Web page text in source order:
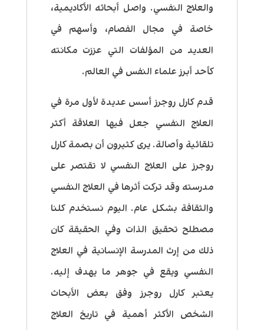
والعلاج النفسي. واصل أبحاثه الأكاديمية،
خاصة في مجال الفصام، وأسهم في
العديد من المؤلفات التي عززت مكانته
كأحد أبرز علماء النفس في العالم.
قدم كارل روجرز أسس عديدة لأول مرة في
العلاج النفسي جعل فيها العلاقة أكثر
تلقائية وأصالة. يرى كثيرون أن بصمة كارل
روجرز على العلاج النفسي لا تقتصر على
مدرسته وقد تركت أثرها في العلاج النفسي
والثقافة بشكل عام. اليوم نستخدم كلنا
مصطلح تحقيق الذات وفي الحقيقة كان
ذلك من إرث المدرسة الإنسانية في العلاج
النفسي ويقع في جوهر ما يهدف إليه.
يعتبر كارل روجرز وفق بعض الأبحاث
الشخص الأكثر أهمية في تاريخ العلاج